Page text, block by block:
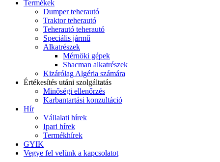
Termékek
Dumper teherautó
Traktor teherautó
Teherautó teherautó
Speciális jármű
Alkatrészek
Mérnöki gépek
Shacman alkatrészek
Kizárólag Algéria számára
Értékesítés utáni szolgáltatás
Minőségi ellenőrzés
Karbantartási konzultáció
Hír
Vállalati hírek
Ipari hírek
Termékhírek
GYIK
Vegye fel velünk a kapcsolatot